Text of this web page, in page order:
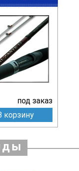
под заказ
корзину